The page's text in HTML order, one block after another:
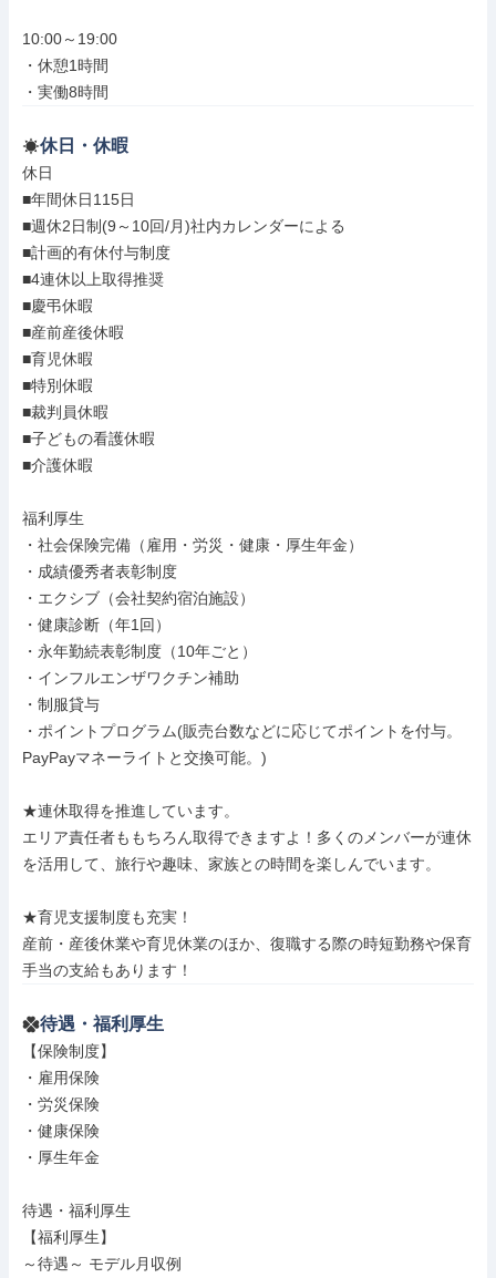
10:00～19:00
・休憩1時間
・実働8時間
休日・休暇
休日
■年間休日115日
■週休2日制(9～10回/月)社内カレンダーによる
■計画的有休付与制度
■4連休以上取得推奨
■慶弔休暇
■産前産後休暇
■育児休暇
■特別休暇
■裁判員休暇
■子どもの看護休暇
■介護休暇
福利厚生
・社会保険完備（雇用・労災・健康・厚生年金）
・成績優秀者表彰制度
・エクシブ（会社契約宿泊施設）
・健康診断（年1回）
・永年勤続表彰制度（10年ごと）
・インフルエンザワクチン補助
・制服貸与
・ポイントプログラム(販売台数などに応じてポイントを付与。
PayPayマネーライトと交換可能。)
★連休取得を推進しています。
エリア責任者ももちろん取得できますよ！多くのメンバーが連休
を活用して、旅行や趣味、家族との時間を楽しんでいます。
★育児支援制度も充実！
産前・産後休業や育児休業のほか、復職する際の時短勤務や保育
手当の支給もあります！
待遇・福利厚生
【保険制度】
・雇用保険
・労災保険
・健康保険
・厚生年金
待遇・福利厚生
【福利厚生】
～待遇～ モデル月収例